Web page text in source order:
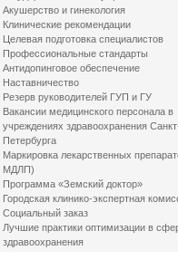
Акушерство и гинекология
Клинические рекомендации
Целевая подготовка специалистов
Профессиональные стандарты
Антидопинговое обеспечение
Наставничество
Резерв руководителей ГУП и ГУ
Вакансии медицинского персонала в
учреждениях здравоохранения
Петербурга
Маркировка лекарственных
МДЛП)
Программа «Земский доктор»
Городская клинико-экспертная
Социальный заказ
Лучшие практики оптимизации в
здравоохранения